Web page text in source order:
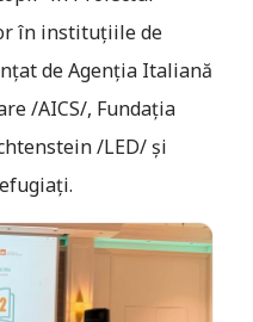
în instituțiile de
de Agenția Italiană
/AICS/, Fundația
/LED/ și